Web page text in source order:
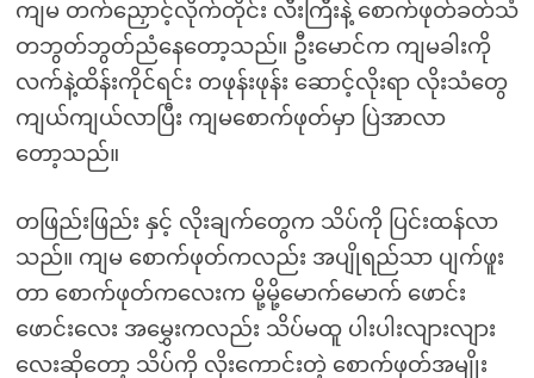
ကျမ တက်ညှောင့်လိုက်တိုင်း လီးကြီးနဲ့ စောက်ဖုတ်ခတ်သံ
တဘွတ်ဘွတ်ညံနေတော့သည်။ ဦးမောင်က ကျမခါးကို
လက်နဲ့ထိန်းကိုင်ရင်း တဖုန်းဖုန်း ဆောင့်လိုးရာ လိုးသံတွေ
ကျယ်ကျယ်လာပြီး ကျမစောက်ဖုတ်မှာ ပြဲအာလာ
တော့သည်။
တဖြည်းဖြည်း နှင့် လိုးချက်တွေက သိပ်ကို ပြင်းထန်လာ
သည်။ ကျမ စောက်ဖုတ်ကလည်း အပျိုရည်သာ ပျက်ဖူး
တာ စောက်ဖုတ်ကလေးက မို့မို့မောက်မောက် ဖောင်း
ဖောင်းလေး အမွှေးကလည်း သိပ်မထူ ပါးပါးလျားလျား
လေးဆိုတော့ သိပ်ကို လိုးကောင်းတဲ့ စောက်ဖုတ်အမျိုး